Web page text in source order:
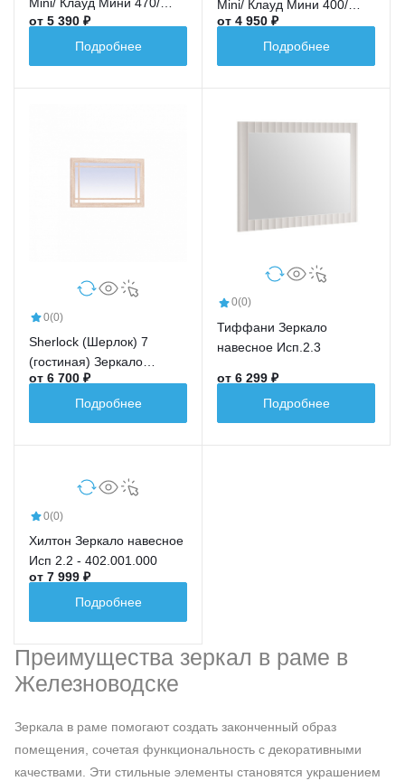
рамка 75
от 5 390 ₽
Подробнее
Mini/ Клауд Мини 400/
рамка 105
от 4 950 ₽
Подробнее
0(0)
Sherlock (Шерлок) 7
(гостиная) Зеркало
навесное
от 6 700 ₽
Подробнее
0(0)
Тиффани Зеркало
навесное Исп.2.3
от 6 299 ₽
Подробнее
0(0)
Хилтон Зеркало навесное
Исп 2.2 - 402.001.000
от 7 999 ₽
Подробнее
Преимущества зеркал в раме в
Железноводске
Зеркала в раме помогают создать законченный образ
помещения, сочетая функциональность с декоративными
качествами. Эти стильные элементы становятся украшением